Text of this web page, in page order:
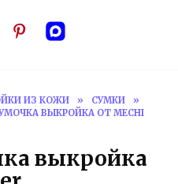
ИЗ КОЖИ » СУМКИ
»
ВЫКРОЙКА ОТ MECHI
выкройка